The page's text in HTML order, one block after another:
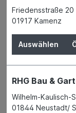
Verfügbar in 2
Produktnummer:
Telefon
E-Mail
Friedensstraße 20
01917 Kamenz
Auswählen
RHG Bau &
Wilhelm-Kaulisch-
01844 Neustadt/